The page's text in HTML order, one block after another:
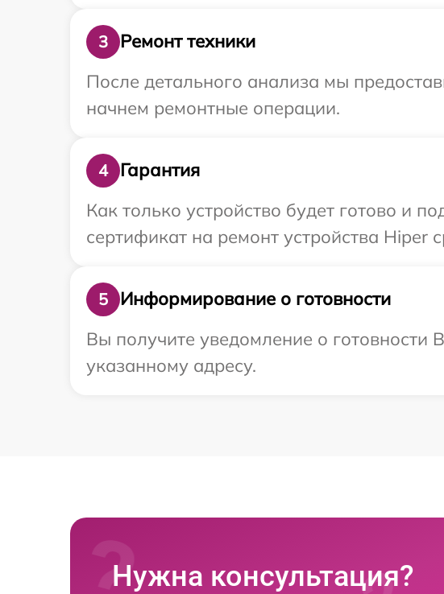
3
Ремонт техники
После детального анализа мы
начнем ремонтные операции.
4
Гарантия
Как только устройство будет готово и
сертификат на ремонт устройства Hiper
5
Информирование о готовности
Вы получите уведомление о готовности
указанному адресу.
Нужна консультация?